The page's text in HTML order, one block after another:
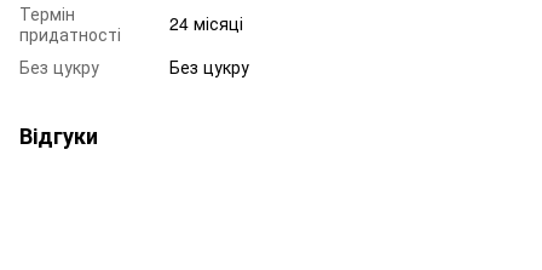
Термін
придатності
24 місяці
Без цукру
Без цукру
Відгуки